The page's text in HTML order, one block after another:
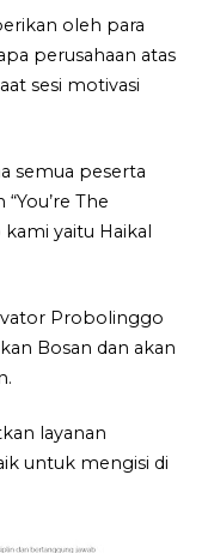
oleh para
perusahaan atas
sesi motivasi
semua peserta
The
yaitu Haikal
Probolinggo
Bosan dan akan
layanan
untuk mengisi di